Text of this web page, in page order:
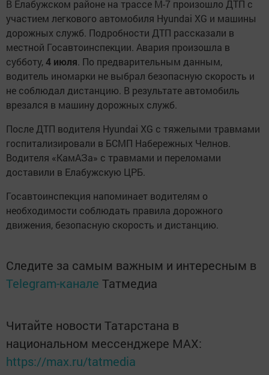
В Елабужском районе на трассе М-7 произошло ДТП с
участием легкового автомобиля Hyundai XG и машины
дорожных служб. Подробности ДТП рассказали в
местной Госавтоинспекции. Авария произошла в
субботу,4 июля. По предварительным данным,
водитель иномарки не выбрал безопасную скорость и
не соблюдал дистанцию. В результате автомобиль
врезался в машину дорожных служб.
После ДТП водителя Hyundai XG с тяжелыми травмами
госпитализировали в БСМП Набережных Челнов.
Водителя «КамАЗа» с травмами и переломами
доставили в Елабужскую ЦРБ.
Госавтоинспекция напоминает водителям о
необходимости соблюдать правила дорожного
движения, безопасную скорость и дистанцию.
Следите за самым важным и интересным в
Telegram-канале Татмедиа
Читайте новости Татарстана в
национальном мессенджере MАХ:
https://max.ru/tatmedia